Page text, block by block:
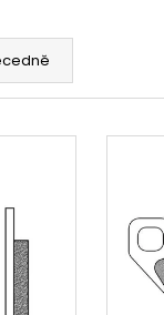
MOTORU,
STOMP,